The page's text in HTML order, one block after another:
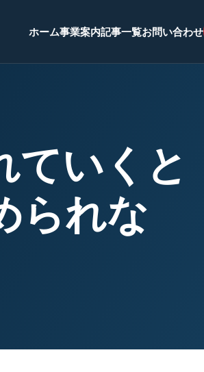
ホーム事業案内記事一覧お問い合わせ
ていくと
られな